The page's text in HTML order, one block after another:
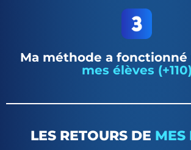
Ma méthode a fonctionné
mes élèves (+110)
LES RETOURS DE MES